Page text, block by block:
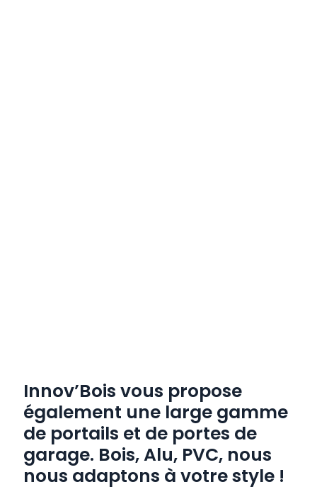
Innov’Bois vous propose
également une large gamme
de portails et de portes de
garage. Bois, Alu, PVC,nous
nous adaptons à votre style !